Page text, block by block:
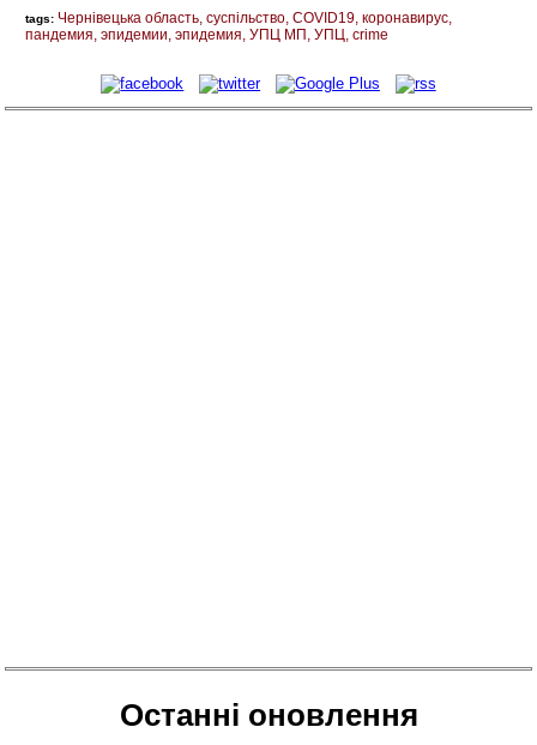
tags: Чернівецька область суспільство COVID19 коронавирус
пандемия эпидемии эпидемия УПЦ МП УПЦ crime
Останні оновлення